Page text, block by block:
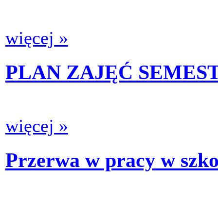
więcej »
PLAN ZAJĘĆ
więcej »
Przerwa w pracy w